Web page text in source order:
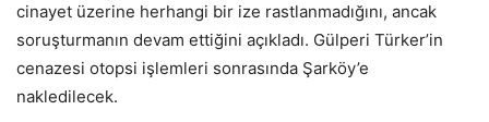
cinayet üzerine herhangi bir ize rastlanmadığını, ancak
soruşturmanın devam ettiğini açıkladı. Gülperi Türker’in
cenazesi otopsi işlemleri sonrasında Şarköy’e
nakledilecek.